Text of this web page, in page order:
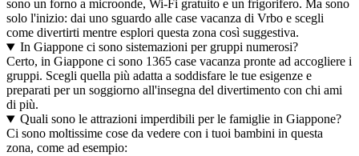
sono un forno a microonde, Wi-Fi gratuito e un frigorifero. Ma sono
solo l'inizio: dai uno sguardo alle case vacanza di Vrbo e scegli
come divertirti mentre esplori questa zona così suggestiva.
In Giappone ci sono sistemazioni per gruppi numerosi?
Certo, in Giappone ci sono 1365 case vacanza pronte ad accogliere i
gruppi. Scegli quella più adatta a soddisfare le tue esigenze e
preparati per un soggiorno all'insegna del divertimento con chi ami
di più.
Quali sono le attrazioni imperdibili per le famiglie in Giappone?
Ci sono moltissime cose da vedere con i tuoi bambini in questa
zona, come ad esempio: